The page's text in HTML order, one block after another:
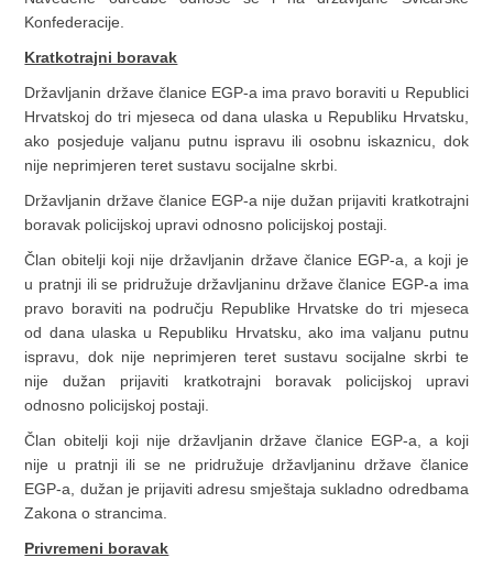
Konfederacije.
Kratkotrajni boravak
Državljanin države članice EGP-a ima pravo boraviti u Republici
Hrvatskoj do tri mjeseca od dana ulaska u Republiku Hrvatsku,
ako posjeduje valjanu putnu ispravu ili osobnu iskaznicu, dok
nije neprimjeren teret sustavu socijalne skrbi.
Državljanin države članice EGP-a nije dužan prijaviti kratkotrajni
boravak policijskoj upravi odnosno policijskoj postaji.
Član obitelji koji nije državljanin države članice EGP-a, a koji je
u pratnji ili se pridružuje državljaninu države članice EGP-a ima
pravo boraviti na području Republike Hrvatske do tri mjeseca
od dana ulaska u Republiku Hrvatsku, ako ima valjanu putnu
ispravu, dok nije neprimjeren teret sustavu socijalne skrbi te
nije dužan prijaviti kratkotrajni boravak policijskoj upravi
odnosno policijskoj postaji.
Član obitelji koji nije državljanin države članice EGP-a, a koji
nije u pratnji ili se ne pridružuje državljaninu države članice
EGP-a, dužan je prijaviti adresu smještaja sukladno odredbama
Zakona o strancima.
Privremeni boravak